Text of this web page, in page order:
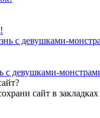
с девушками-
сайт в закладках